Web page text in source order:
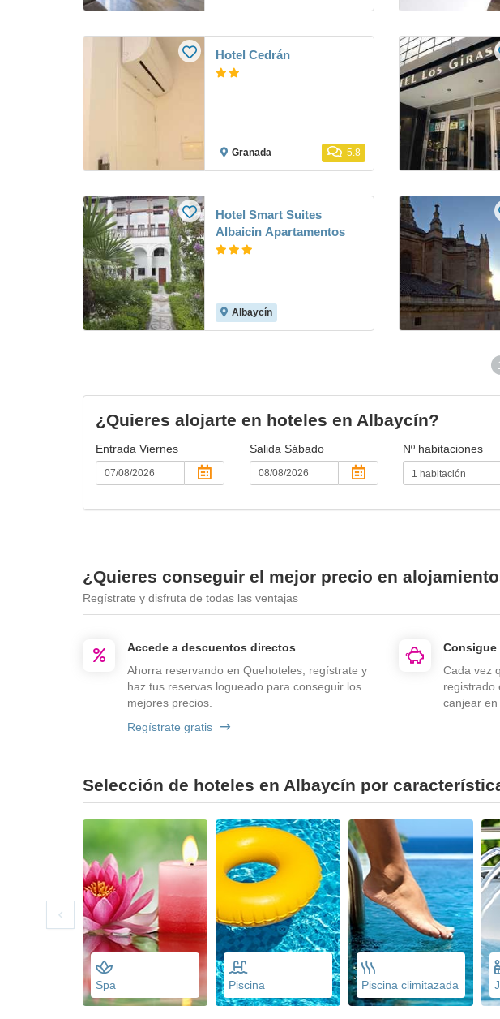
Hotel Cedrán
Granada 5.8
Hotel Smart Suites
Albaicin Apartamentos
Albaycín
¿Quieres alojarte en hoteles en Albaycín?
Entrada Viernes Salida Sábado Nº habitaciones
¿Quieres conseguir el mejor precio en
Regístrate y disfruta de todas las ventajas
Accede a descuentos directos
Ahorra reservando en Quehoteles, regístrate y
haz tus reservas logueado para conseguir los
mejores precios.
Regístrate gratis
Consigue
Cada vez
registrado
canjear
Selección de hoteles en Albaycín por
Spa Piscina Piscina climitazada